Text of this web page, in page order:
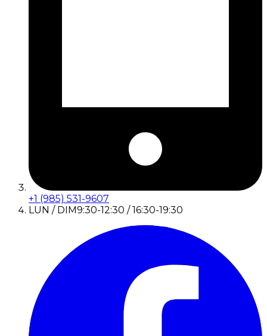
+1 (985) 531-9607
LUN / DIM9:30-12:30 / 16:30-19:30